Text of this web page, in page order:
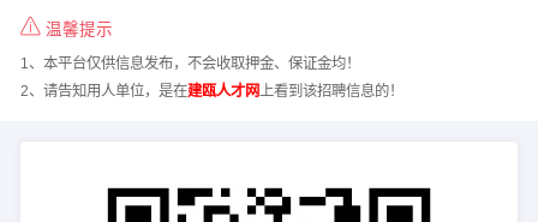
温馨提示
1、本平台仅供信息发布，不会收取押金、保证金均！
2、请告知用人单位，是在建瓯人才网上看到该招聘信息的！